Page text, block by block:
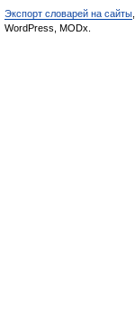
Экспорт словарей на сайты
WordPress, MODx.